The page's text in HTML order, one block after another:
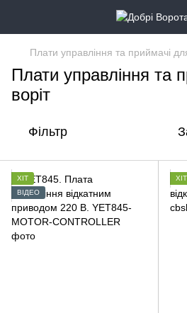
Плати управління та приймачі
Плати управління та
воріт
Фільтр
ХІТ
ВІДЕО
ХІТ